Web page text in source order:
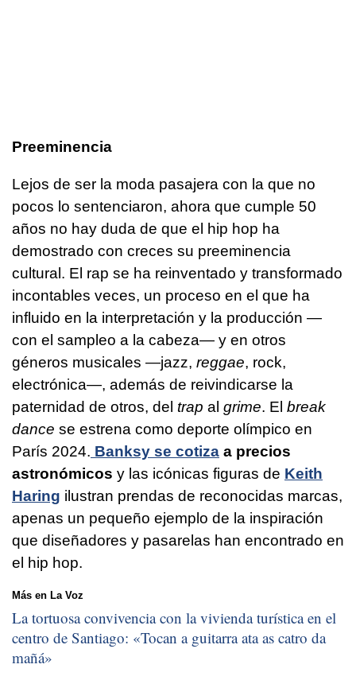
Preeminencia
Lejos de ser la moda pasajera con la que no
pocos lo sentenciaron, ahora que cumple 50
años no hay duda de que el hip hop ha
demostrado con creces su preeminencia
cultural. El rap se ha reinventado y transformado
incontables veces, un proceso en el que ha
influido en la interpretación y la producción —
con el sampleo a la cabeza— y en otros
géneros musicales —jazz, reggae, rock,
electrónica—, además de reivindicarse la
paternidad de otros, del trap al grime. El break
dance se estrena como deporte olímpico en
París 2024. Banksy se cotiza a precios
astronómicos y las icónicas figuras de Keith
Haring ilustran prendas de reconocidas marcas,
apenas un pequeño ejemplo de la inspiración
que diseñadores y pasarelas han encontrado en
el hip hop.
Más en La Voz
La tortuosa convivencia con la vivienda turística en el
centro de Santiago: «Tocan a guitarra ata as catro da
mañá»